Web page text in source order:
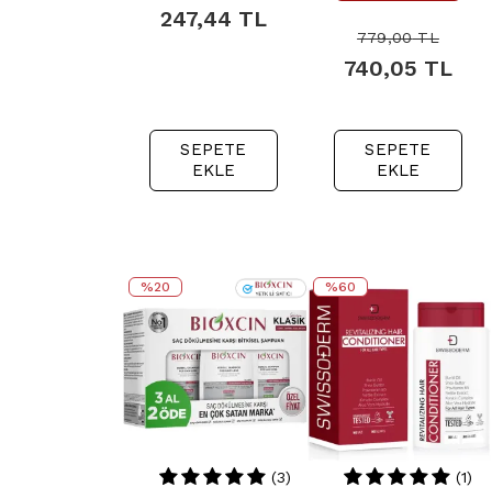
247,44 TL
SEPETE
EKLE
Maskesi 350ml
779,00TL
740,05 TL
SEPETE
EKLE
{
%20
(3)
%60
(1)